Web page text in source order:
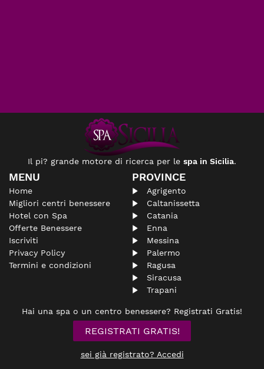
Il pi? grande motore di ricerca per le spa in Sicilia.
MENU
Home
Migliori centri benessere
Hotel con Spa
Offerte Benessere
Iscriviti
Privacy Policy
Termini e condizioni
PROVINCE
Agrigento
Caltanissetta
Catania
Enna
Messina
Palermo
Ragusa
Siracusa
Trapani
Hai una spa o un centro benessere? Registrati Gratis!
REGISTRATI GRATIS!
sei già registrato? Accedi